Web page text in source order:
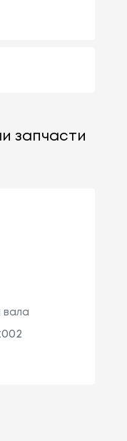
запчасти
вала